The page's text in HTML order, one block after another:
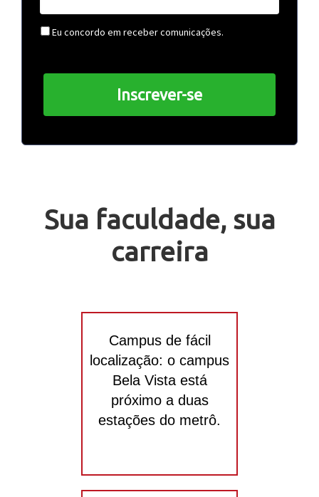
Eu concordo em receber comunicações.
Inscrever-se
Sua faculdade, sua
carreira
Campus de fácil
localização: o campus
Bela Vista está
próximo a duas
estações do metrô.